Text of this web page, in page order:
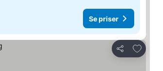
Se priser
Dela
Lägg till